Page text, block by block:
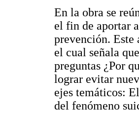
En la obra se
el fin de aportar
prevención. Este
el cual señala
preguntas ¿Por
lograr evitar
ejes temáticos:
del fenómeno